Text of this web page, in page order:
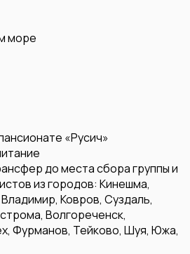
море
«Русич»
до места сбора группы и
из городов: Кинешма,
Ковров, Суздаль,
Волгореченск,
Фурманов, Тейково, Шуя, Южа,